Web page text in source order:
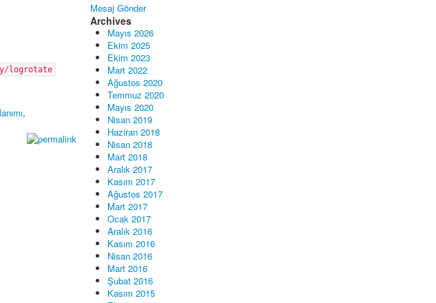
logrotate
,
Mesaj Gönder
Archives
Mayıs 2026
Ekim 2025
Ekim 2023
Mart 2022
Ağustos 2020
Temmuz 2020
Mayıs 2020
Nisan 2019
Haziran 2018
Nisan 2018
Mart 2018
Aralık 2017
Kasım 2017
Ağustos 2017
Mart 2017
Ocak 2017
Aralık 2016
Kasım 2016
Nisan 2016
Mart 2016
Şubat 2016
Kasım 2015